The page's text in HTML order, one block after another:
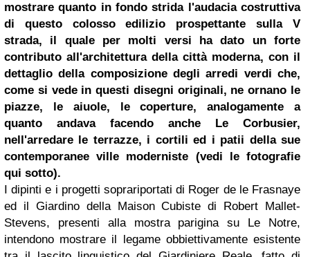
mostrare quanto in fondo strida l'audacia costruttiva
di questo colosso edilizio prospettante sulla V
strada, il quale per molti versi ha dato un forte
contributo all'architettura della città moderna, con il
dettaglio della composizione degli arredi verdi che,
come si vede in questi disegni originali, ne ornano le
piazze, le aiuole, le coperture, analogamente a
quanto andava facendo anche Le Corbusier,
nell'arredare le terrazze, i cortili ed i patii della sue
contemporanee ville moderniste (vedi le fotografie
qui sotto).
I dipinti e i progetti soprariportati di Roger de le Frasnaye
ed il Giardino della Maison Cubiste di Robert Mallet-
Stevens, presenti alla mostra parigina su Le Notre,
intendono mostrare il legame obbiettivamente esistente